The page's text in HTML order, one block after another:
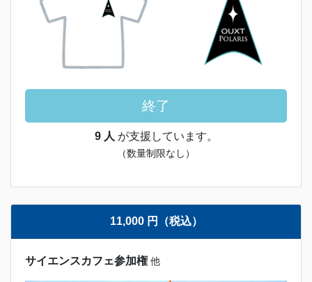
終了
9 人 が支援しています。
（数量制限なし）
11,000 円（税込）
サイエンスカフェ参加権 他